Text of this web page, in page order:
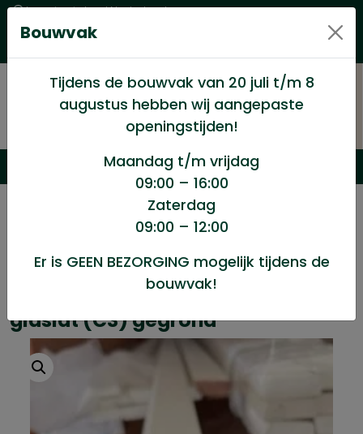
Levering in heel Nederland
Goede kwaliteitsproducten met een eerlijke prijs
Hardhout kozijnen,boeidelen
Meranti geschaafd 13x33mm glaslat (C3) gegrond
Meranti geschaafd 13x33mm
glaslat (C3) gegrond
Bouwvak
Tijdens de bouwvak van 20 juli t/m 8
augustus hebben wij aangepaste
openingstijden!
Maandag t/m vrijdag
09:00 – 16:00
Zaterdag
09:00 – 12:00
Er is GEEN BEZORGING mogelijk tijdens de
bouwvak!